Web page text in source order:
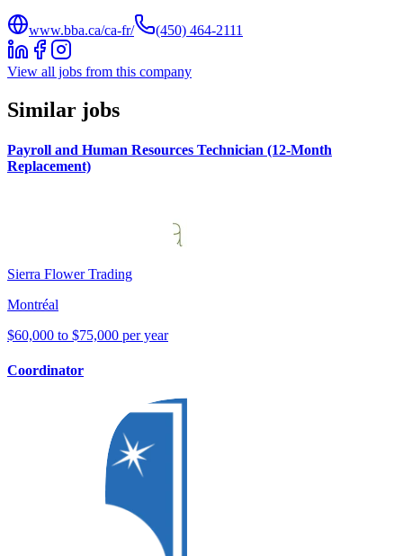
www.bba.ca/ca-fr/ (450) 464-2111
View all jobs from this company
Similar jobs
Payroll and Human Resources Technician (12-Month
Replacement)
Sierra Flower Trading
Montréal
$60,000 to $75,000 per year
Coordinator